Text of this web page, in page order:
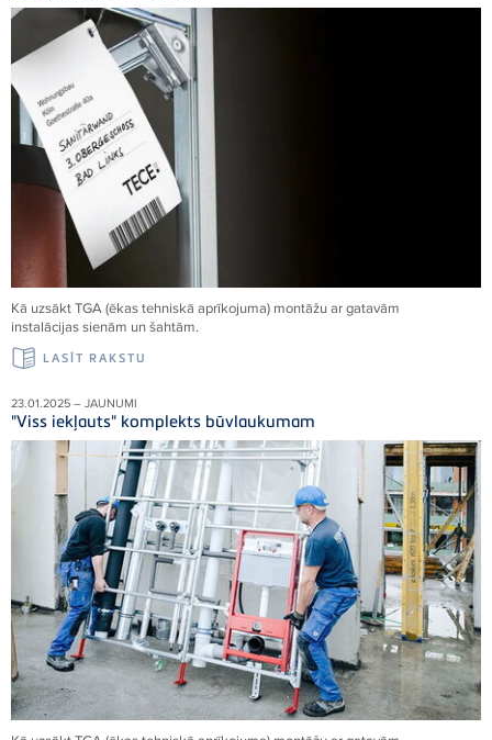
Kā uzsākt TGA (ēkas tehniskā aprīkojuma) montāžu ar gatavām
instalācijas sienām un šahtām.
LASĪT RAKSTU
23.01.2025 – JAUNUMI
"Viss iekļauts" komplekts būvlaukumam